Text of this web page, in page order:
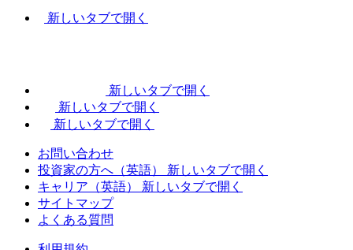
新しいタブで開く
新しいタブで開く
新しいタブで開く
新しいタブで開く
お問い合わせ
投資家の方へ（英語）
新しいタブで開く
キャリア（英語）
新しいタブで開く
サイトマップ
よくある質問